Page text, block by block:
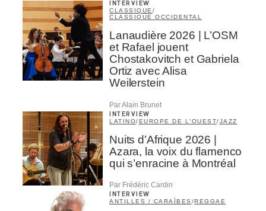
INTERVIEW
CLASSIQUE /
CLASSIQUE OCCIDENTAL
Lanaudière 2026 | L’OSM
et Rafael jouent
Chostakovitch et Gabriela
Ortiz avec Alisa
Weilerstein
Par Alain Brunet
INTERVIEW
LATINO/EUROPE DE L'OUEST/JAZZ
Nuits d’Afrique 2026 |
Azara, la voix du flamenco
qui s’enracine à Montréal
Par Frédéric Cardin
INTERVIEW
ANTILLES / CARAÏBES /REGGAE